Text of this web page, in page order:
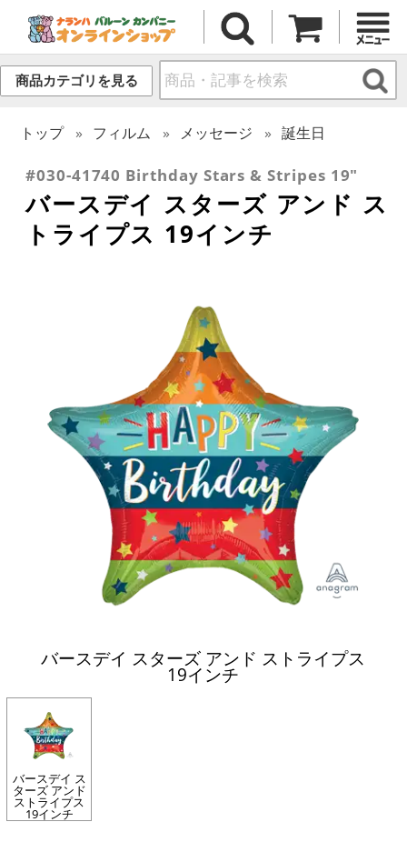
商品カテゴリを見る
トップ フィルム メッセージ 誕生日
#030-41740 Birthday Stars & Stripes 19"
バースデイ スターズ アンド ス
トライプス 19インチ
バースデイ スターズ アンド ストライプス
19インチ
バースデイ ス
ターズ アンド
ストライプス
19インチ